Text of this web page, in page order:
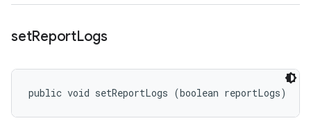
setReportLogs
public void setReportLogs (boolean reportLogs)